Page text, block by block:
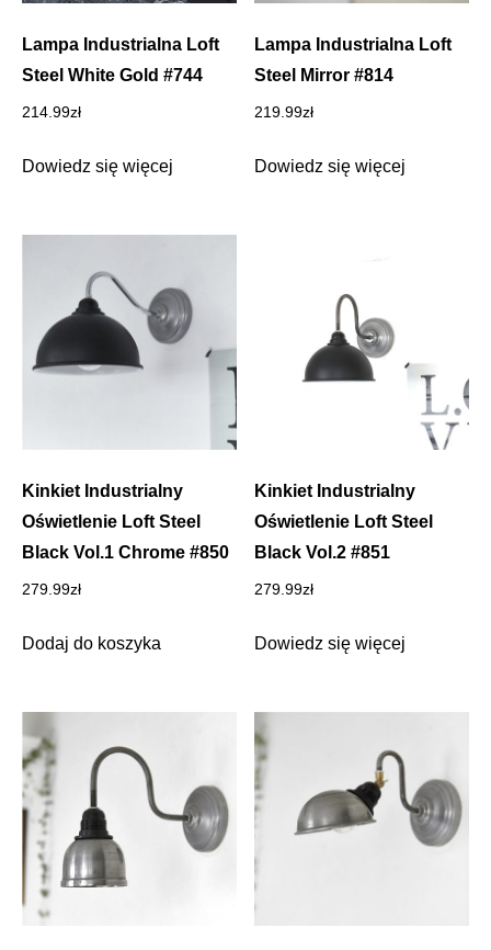
Lampa Industrialna Loft
Steel White Gold #744
214.99zł
Dowiedz się więcej
Lampa Industrialna Loft
Steel Mirror #814
219.99zł
Dowiedz się więcej
Kinkiet Industrialny
Oświetlenie Loft Steel
Black Vol.1 Chrome #850
279.99zł
Dodaj do koszyka
Kinkiet Industrialny
Oświetlenie Loft Steel
Black Vol.2 #851
279.99zł
Dowiedz się więcej